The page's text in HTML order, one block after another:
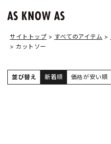
サイトトップ すべてのアイテム
カットソー
並び替え 新着順 価格が安い順